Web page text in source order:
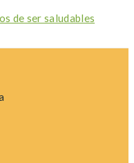
de ser saludables